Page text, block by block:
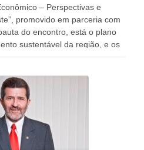
– Perspectivas e
promovido em parceria com
do encontro, está o plano
sustentável da região, e os
políticas públicas, que
do Vice-presidente Geraldo
o Ministério do
Comércio e Serviços, o ex
agora Presidente do Banco do
Deputado Federal, e
da SUDENE, Danilo Cabral, da